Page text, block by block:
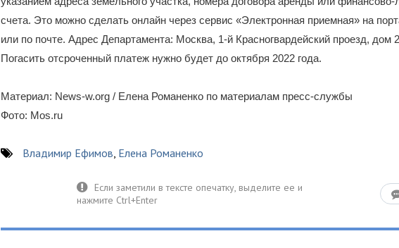
счета. Это можно сделать онлайн через сервис «Электронная приемная» на
или по почте. Адрес Департамента: Москва, 1-й Красногвардейский проезд, дом
Погасить отсроченный платеж нужно будет до октября 2022 года.
Материал: News-w.org / Елена Романенко по материалам пресс-службы
Фото: Mos.ru
Владимир Ефимов, Елена Романенко